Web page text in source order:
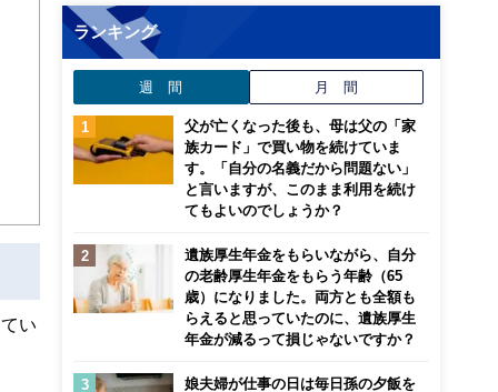
い
ランキング
週 間 月 間
父が亡くなった後も、母は父の「家
族カード」で買い物を続けていま
す。「自分の名義だから問題ない」
と言いますが、このまま利用を続け
てもよいのでしょうか？
遺族厚生年金をもらいながら、自分
の老齢厚生年金をもらう年齢（65
歳）になりました。両方とも全額も
らえると思っていたのに、遺族厚生
年金が減るって損じゃないですか？
娘夫婦が仕事の日は毎日孫の夕飯を